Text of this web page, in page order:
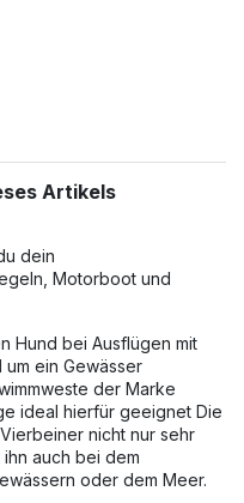
Artikels
dein
Motorboot und
Hund bei Ausflügen mit
ein Gewässer
der Marke
ideal hierfür geeignet Die
nicht nur sehr
auch bei dem
oder dem Meer.